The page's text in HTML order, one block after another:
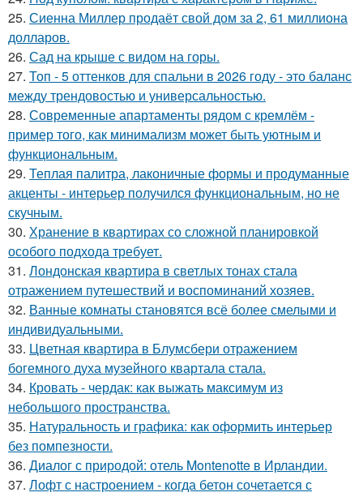
25. Сиенна Миллер продаёт свой дом за 2, 61 миллиона
долларов.
26. Сад на крыше с видом на горы.
27. Топ - 5 оттенков для спальни в 2026 году - это баланс
между трендовостью и универсальностью.
28. Современные апартаменты рядом с кремлём -
пример того, как минимализм может быть уютным и
функциональным.
29. Теплая палитра, лаконичные формы и продуманные
акценты - интерьер получился функциональным, но не
скучным.
30. Хранение в квартирах со сложной планировкой
особого подхода требует.
31. Лондонская квартира в светлых тонах стала
отражением путешествий и воспоминаний хозяев.
32. Ванные комнаты становятся всё более смелыми и
индивидуальными.
33. Цветная квартира в Блумсбери отражением
богемного духа музейного квартала стала.
34. Кровать - чердак: как выжать максимум из
небольшого пространства.
35. Натуральность и графика: как оформить интерьер
без помпезности.
36. Диалог с природой: отель Montenotte в Ирландии.
37. Лофт с настроением - когда бетон сочетается с